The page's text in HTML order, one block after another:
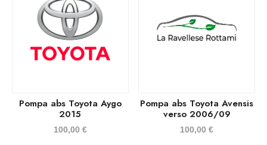
Pompa abs Toyota Aygo
2015
100,00 €
Pompa abs Toyota Avensis
verso 2006/09
100,00€